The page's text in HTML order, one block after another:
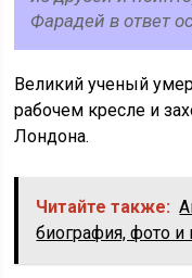
Фарадей в ответ
Великий ученый
рабочем кресле и
Лондона.
Читайте также:
биография, фото и